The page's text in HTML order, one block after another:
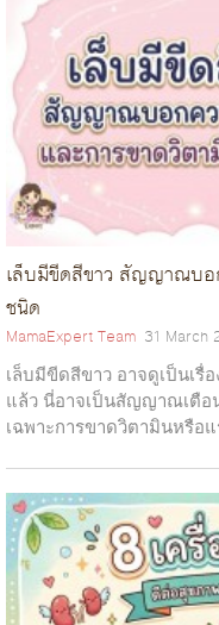
เล็บมีขีดสีขาว สัญญาณบอ
ชนิด
MamaExpert Team 31 March
เล็บมีขีดสีขาว อาจดูเป็นเ
แล้ว นี่อาจเป็นสัญญาณเตือ
เฉพาะการขาดวิตามินหรือ